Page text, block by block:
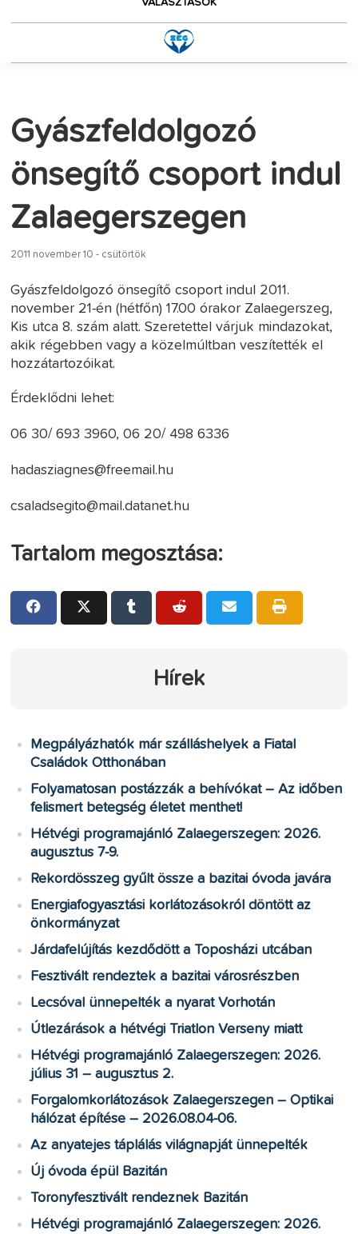
VÁLASZTÁSOK
Gyászfeldolgozó
önsegítő csoport indul
Zalaegerszegen
2011 november 10 - csütörtök
Gyászfeldolgozó önsegítő csoport indul 2011.
november 21-én (hétfőn) 17.00 órakor Zalaegerszeg,
Kis utca 8. szám alatt. Szeretettel várjuk mindazokat,
akik régebben vagy a közelmúltban veszítették el
hozzátartozóikat.
Érdeklődni lehet:
06 30/ 693 3960, 06 20/ 498 6336
hadasziagnes@freemail.hu
csaladsegito@mail.datanet.hu
Tartalom megosztása:
Hírek
Megpályázhatók már szálláshelyek a Fiatal
Családok Otthonában
Folyamatosan postázzák a behívókat – Az időben
felismert betegség életet menthet!
Hétvégi programajánló Zalaegerszegen: 2026.
augusztus 7-9.
Rekordösszeg gyűlt össze a bazitai óvoda javára
Energiafogyasztási korlátozásokról döntött az
önkormányzat
Járdafelújítás kezdődött a Toposházi utcában
Fesztivált rendeztek a bazitai városrészben
Lecsóval ünnepelték a nyarat Vorhotán
Útlezárások a hétvégi Triatlon Verseny miatt
Hétvégi programajánló Zalaegerszegen: 2026.
július 31 – augusztus 2.
Forgalomkorlátozások Zalaegerszegen – Optikai
hálózat építése – 2026.08.04-06.
Az anyatejes táplálás világnapját ünnepelték
Új óvoda épül Bazitán
Toronyfesztivált rendeznek Bazitán
Hétvégi programajánló Zalaegerszegen: 2026.